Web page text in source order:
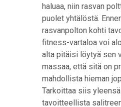
haluaa, niin rasvan
puolet yhtälöstä.
rasvanpolton kohti
fitness-vartaloa voi
alta pitäisi löytyä sen
massaa, että sitä on
mahdollista hieman
Tarkoittaa siis
tavoitteellista